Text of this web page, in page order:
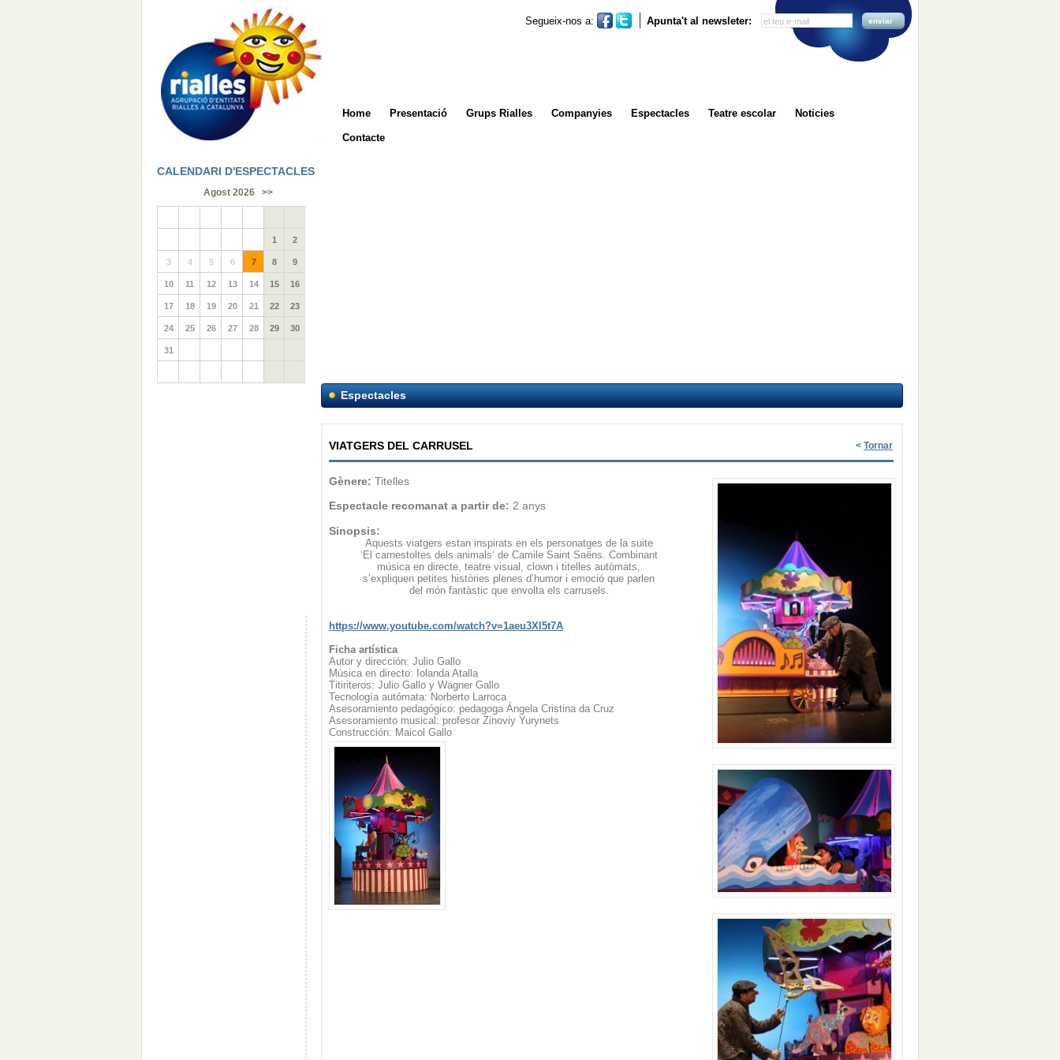
Segueix-nos a: Apunta't al newsleter: enviar
Home Presentació Grups Rialles Companyies Espectacles Teatre escolar Noticies
Contacte
CALENDARI D'ESPECTACLES
Agost 2026 >>
1 2
3 4 5 6 7 8 9
10 11 12 13 14 15 16
17 18 19 20 21 22 23
24 25 26 27 28 29 30
31
Espectacles
VIATGERS DEL CARRUSEL < Tornar
Gènere: Titelles
Espectacle recomanat a partir de: 2 anys
Sinopsis:
Aquests viatgers estan inspirats en els personatges de la suite
‘El carnestoltes dels animals‘ de Camile Saint Saëns. Combinant
música en directe, teatre visual, clown i titelles autòmats,
s’expliquen petites històries plenes d’humor i emoció que parlen
del món fantàstic que envolta els carrusels.
https://www.youtube.com/watch?v=1aeu3Xl5t7A
Ficha artística
Autor y dirección: Julio Gallo
Música en directo: Iolanda Atalla
Titiriteros: Julio Gallo y Wagner Gallo
Tecnología autómata: Norberto Larroca
Asesoramiento pedagógico: pedagoga Ángela Cristina da Cruz
Asesoramiento musical: profesor Zinoviy Yurynets
Construcción: Maicol Gallo